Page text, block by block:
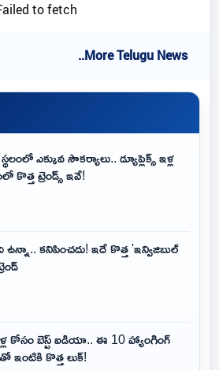
to fetch
..More Telugu News
ఎక్కువ సౌకర్యాలు.. డ్యూప్లెక్స్ ఇళ్ల
కొత్త ట్రెండ్స్ ఇవే!
ఉన్నా.. కనిపించదు! ఇదే కొత్త 'ఇన్విజిబుల్
కోసం బెస్ట్ ఐడియా.. ఈ 10 హ్యాంగింగ్
ఇంటికి కొత్త లుక్!